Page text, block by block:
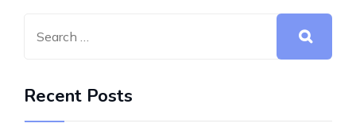
Recent Posts